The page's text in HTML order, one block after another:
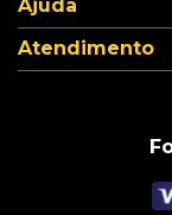
Ajuda
Atendimento